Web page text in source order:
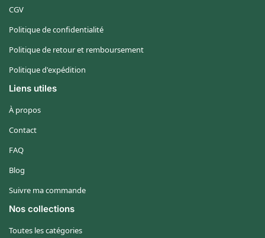
CGV
Politique de confidentialité
Politique de retour et remboursement
Politique d'expédition
Liens utiles
À propos
Contact
FAQ
Blog
Suivre ma commande
Nos collections
Toutes les catégories